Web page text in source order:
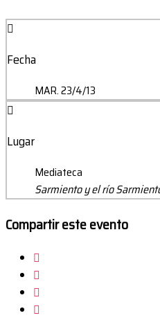
Fecha
MAR. 23/4/13
Lugar
Mediateca
Sarmiento y el río
Compartir este evento